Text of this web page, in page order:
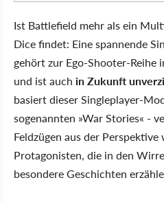
Ist Battlefield mehr als ein
Dice findet: Eine spannende
gehört zur Ego-Shooter-Reihe
und ist auch in Zukunft
basiert dieser Singleplayer-
sogenannten »War Stories« -
Feldzügen aus der
Protagonisten, die in den
besondere Geschichten